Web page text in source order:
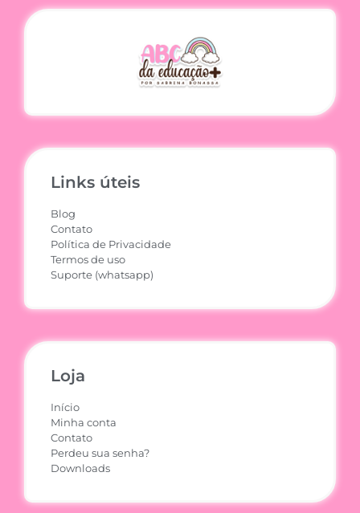
Links úteis
Blog
Contato
Política de Privacidade
Termos de uso
Suporte (whatsapp)
Loja
Início
Minha conta
Contato
Perdeu sua senha?
Downloads